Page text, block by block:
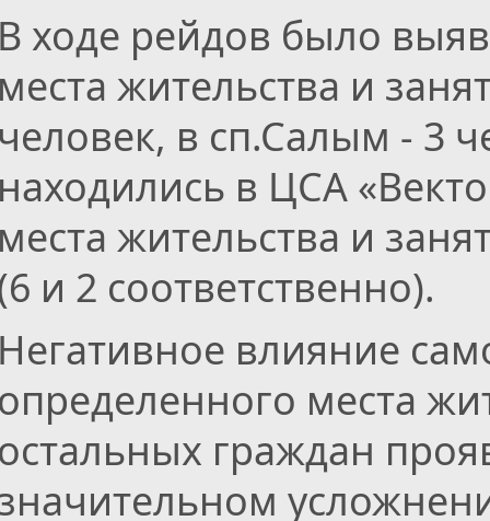
ходе рейдов было
жительства и
в сп.Салым - 3
в ЦСА
жительства и
и 2 соответственно).
влияние
места
граждан